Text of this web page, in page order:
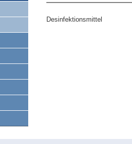
Desinfektionsmittel